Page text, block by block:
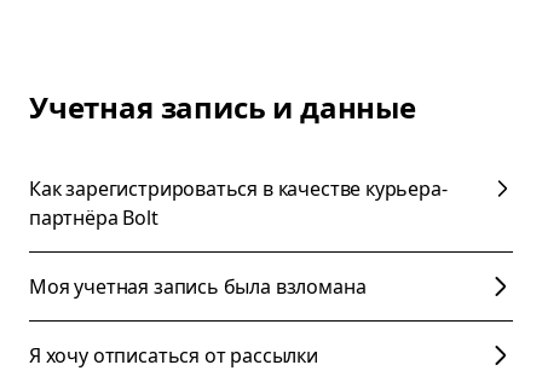
Учетная запись и данные
Как зарегистрироваться в качестве курьера-
партнёра Bolt
Моя учетная запись была взломана
Я хочу отписаться от рассылки